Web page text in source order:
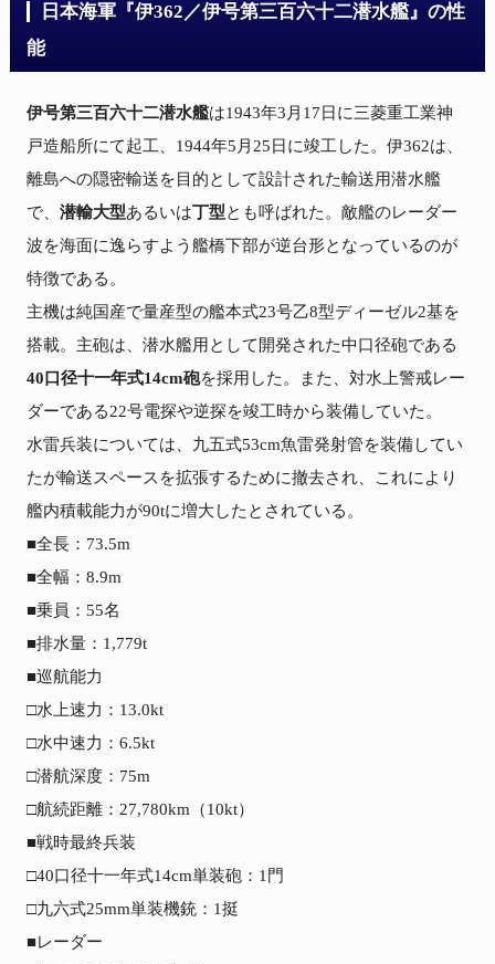
日本海軍『伊362／伊号第三百六十二潜水艦』の性
能
伊号第三百六十二潜水艦は1943年3月17日に三菱重工業神
戸造船所にて起工、1944年5月25日に竣工した。伊362は、
離島への隠密輸送を目的として設計された輸送用潜水艦
で、 潜輸大型あるいは丁型とも呼ばれた。敵艦のレーダー
波を海面に逸らすよう艦橋下部が逆台形となっているのが
特徴である。
主機は純国産で量産型の艦本式23号乙8型ディーゼル2基を
搭載。主砲は、潜水艦用として開発された中口径砲である
40口径十一年式14cm砲を採用した。また、対水上警戒レー
ダーである22号電探や逆探を竣工時から装備していた。
水雷兵装については、九五式53cm魚雷発射管を装備してい
たが輸送スペースを拡張するために撤去され、これにより
艦内積載能力が90tに増大したとされている。
■全長：73.5m
■全幅：8.9m
■乗員：55名
■排水量：1,779t
■巡航能力
□水上速力：13.0kt
□水中速力：6.5kt
□潜航深度：75m
□航続距離：27,780km（10kt）
■戦時最終兵装
□40口径十一年式14cm単装砲：1門
□九六式25mm単装機銃：1挺
■レーダー